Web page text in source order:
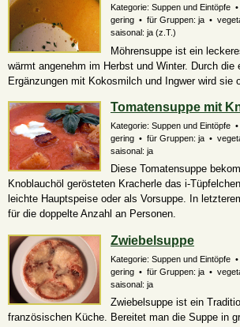
Kategorie: Suppen und Eintöpfe
gering • für Gruppen: ja •
saisonal: ja (z.T.)
Möhrensuppe ist ein
wärmt angenehm im Herbst und Winter. Durch die
Ergänzungen mit Kokosmilch und Ingwer wird sie
Tomatensuppe mit
Kategorie: Suppen und Eintöpfe
gering • für Gruppen: ja •
saisonal: ja
Diese Tomatensuppe
Knoblauchöl gerösteten Kracherle das i-
leichte Hauptspeise oder als Vorsuppe. In
für die doppelte Anzahl an Personen.
Zwiebelsuppe
Kategorie: Suppen und Eintöpfe
gering • für Gruppen: ja •
saisonal: ja
Zwiebelsuppe ist ein
französischen Küche. Bereitet man die Suppe in